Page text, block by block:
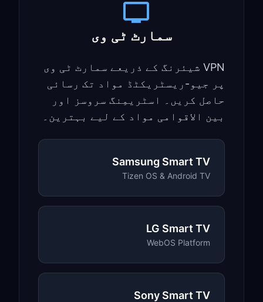
سمارٹ ٹی وی
VPN شیئرنگ کے ذریعے سمارٹ ٹی وی
پر جیو-ریسٹریکٹڈ مواد تک رسائی
حاصل کریں۔ اسٹریمِنگ سروسز اور
بین الاقوامی مواد کے لیے بہترین۔
Samsung Smart TV
Tizen OS & Android TV
LG Smart TV
WebOS Platform
Sony Smart TV